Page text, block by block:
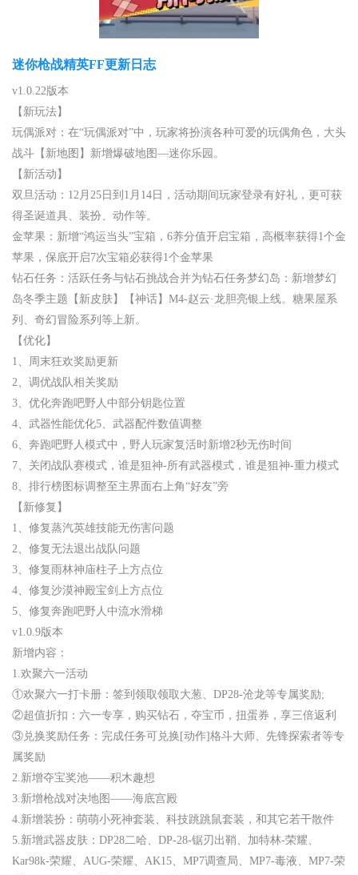
迷你枪战精英FF更新日志
v1.0.22版本
【新玩法】
玩偶派对：在“玩偶派对”中，玩家将扮演各种可爱的玩偶角色，大头
战斗【新地图】新增爆破地图—迷你乐园。
【新活动】
双旦活动：12月25日到1月14日，活动期间玩家登录有好礼，更可获
得圣诞道具、装扮、动作等。
金苹果：新增“鸿运当头”宝箱，6养分值开启宝箱，高概率获得1个金
苹果，保底开启7次宝箱必获得1个金苹果
钻石任务：活跃任务与钻石挑战合并为钻石任务梦幻岛：新增梦幻
岛冬季主题【新皮肤】【神话】M4-赵云·龙胆亮银上线。糖果屋系
列、奇幻冒险系列等上新。
【优化】
1、周末狂欢奖励更新
2、调优战队相关奖励
3、优化奔跑吧野人中部分钥匙位置
4、武器性能优化5、武器配件数值调整
6、奔跑吧野人模式中，野人玩家复活时新增2秒无伤时间
7、关闭战队赛模式，谁是狙神-所有武器模式，谁是狙神-重力模式
8、排行榜图标调整至主界面右上角“好友”旁
【新修复】
1、修复蒸汽英雄技能无伤害问题
2、修复无法退出战队问题
3、修复雨林神庙柱子上方点位
4、修复沙漠神殿宝剑上方点位
5、修复奔跑吧野人中流水滑梯
v1.0.9版本
新增内容：
1.欢聚六一活动
①欢聚六一打卡册：签到领取领取大葱、DP28-沧龙等专属奖励;
②超值折扣：六一专享，购买钻石，夺宝币，扭蛋券，享三倍返利
③兑换奖励任务：完成任务可兑换[动作]格斗大师、先锋探索者等专
属奖励
2.新增夺宝奖池——积木趣想
3.新增枪战对决地图——海底宫殿
4.新增装扮：萌萌小死神套装、科技跳跳鼠套装，和其它若干散件
5.新增武器皮肤：DP28二哈、DP-28-锯刃出鞘、加特林-荣耀、
Kar98k-荣耀、AUG-荣耀、AK15、MP7调查局、MP7-毒液、MP7-荣